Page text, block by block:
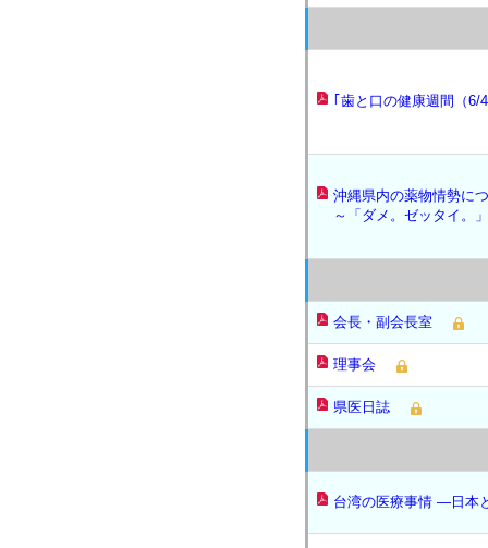
｢歯と口の健康週間（6/
沖縄県内の薬物情勢に
～「ダメ。ゼッタイ。
会長・副会長室
理事会
県医日誌
台湾の医療事情 ―日本